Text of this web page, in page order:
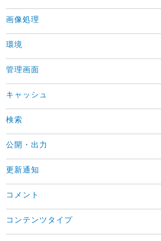
画像処理
環境
管理画面
キャッシュ
検索
公開・出力
更新通知
コメント
コンテンツタイプ